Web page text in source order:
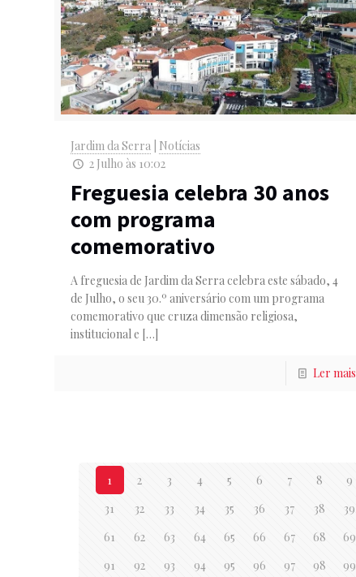
Jardim da Serra| Notícias
2 Julho às 10:02
Freguesia celebra 30 anos
com programa
comemorativo
A freguesia de Jardim da Serra celebra este sábado, 4
de Julho, o seu 30.º aniversário com um programa
comemorativo que cruza dimensão religiosa,
institucional e […]
Ler mais
1 2 3 4 5 6 7 8 9
31
32 33 34 35 36 37 38 39
61
62 63 64 65 66 67 68 69
91
92 93 94 95 96 97 98 99